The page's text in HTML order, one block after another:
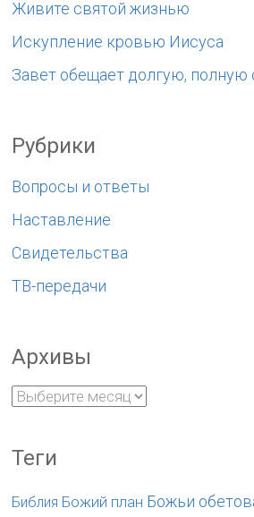
Живите святой жизнью
Искупление кровью Иисуса
Завет обещает долгую, полную
Рубрики
Вопросы и ответы
Наставление
Свидетельства
ТВ-передачи
Архивы
Теги
Библия Божий план Божьи